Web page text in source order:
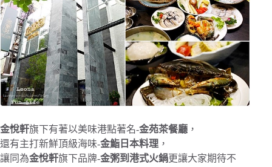
金悅軒旗下有著以美味港點著名-金苑茶餐廳 ，
還有主打新鮮頂級海味-金鮨日本料理 ，
讓同為金悅軒旗下品牌-金粥到港式火鍋更讓大家期待不